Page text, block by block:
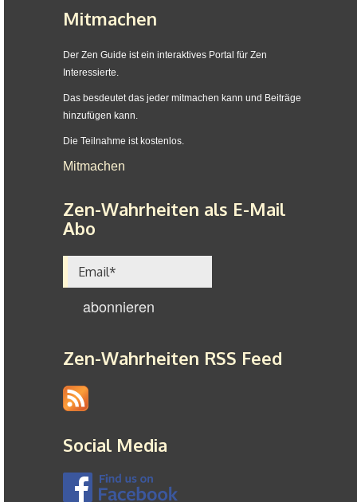
Mitmachen
Der Zen Guide ist ein interaktives Portal für Zen
Interessierte.
Das besdeutet das jeder mitmachen kann und Beiträge
hinzufügen kann.
Die Teilnahme ist kostenlos.
Mitmachen
Zen-Wahrheiten als E-Mail
Abo
Zen-Wahrheiten RSS Feed
Social Media